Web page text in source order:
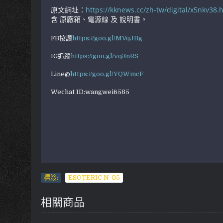
原文網址： https://kknews.cc/zh-tw/digital/
含 原廠箱、電源線 及 說明書。
FB按讚https://goo.gl/MVqJBg
IG追蹤https://goo.gl/vq3nRS
Line@https://goo.gl/YQWmcF
Wechat ID:wangwei6585
標簽: ESOTERIC N-05
相關商品